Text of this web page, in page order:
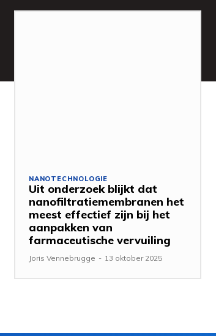
NANOTECHNOLOGIE
Uit onderzoek blijkt dat
nanofiltratiemembranen het
meest effectief zijn bij het
aanpakken van
farmaceutische vervuiling
Joris Vennebrugge - 13 oktober 2025